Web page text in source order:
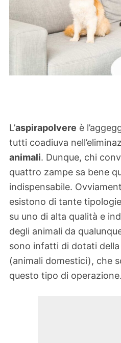
L’aspirapolvere è
tutti coadiuva
animali. Dunque, chi
quattro zampe sa bene
indispensabile.
esistono di tante
su uno di alta qualità e
degli animali da
sono infatti di dotati della
(animali domestici), che
questo tipo di operazione.